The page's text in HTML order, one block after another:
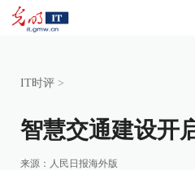
IT时评 >
智慧交通建设开
来源： 人民日报海外版